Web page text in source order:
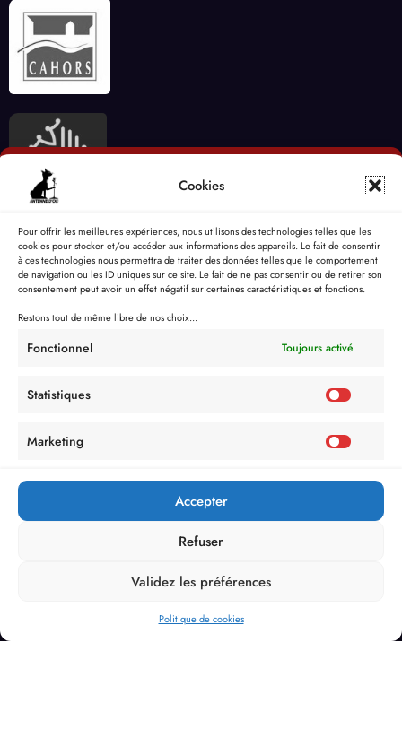
Cookies
Pour offrir les meilleures expériences, nous utilisons des technologies telles que les
cookies pour stocker et/ou accéder aux informations des appareils. Le fait de consentir
à ces technologies nous permettra de traiter des données telles que le comportement
de navigation ou les ID uniques sur ce site. Le fait de ne pas consentir ou de retirer son
consentement peut avoir un effet négatif sur certaines caractéristiques et fonctions.
Restons tout de même libre de nos choix...
Fonctionnel Toujours activé
Statistiques
Marketing
Accepter
Refuser
Validez les préférences
Politique de cookies